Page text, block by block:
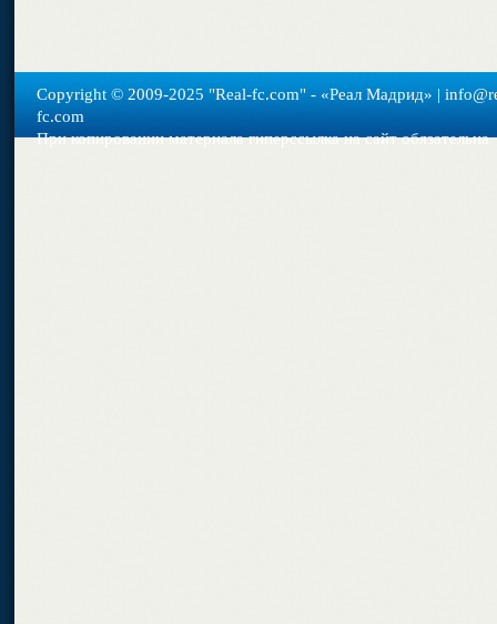
Copyright © 2009-2025 "Real-fс.com" - «Реал Мадрид» |
fc.com
При копировании материала гиперссылка на сайт обязательна